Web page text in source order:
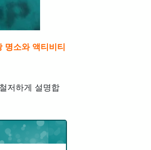
명소와 액티비티
저하게 설명합